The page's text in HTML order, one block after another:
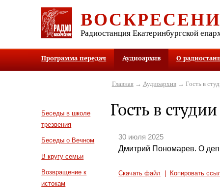
Радиостанция Екатеринбургской
Программа передач Аудиоархив О
Беседы в школе
трезвения
Беседы о Вечном
В кругу семьи
Возвращение к
истокам
Главная→ Аудиоархив→ Гость в
Гость в студии
30 июля 2025
Дмитрий Пономарев. О
Скачать файл Копировать